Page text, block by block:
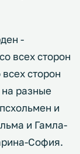
-
всех сторон
сторон
разные
и
и Гамла-
София.